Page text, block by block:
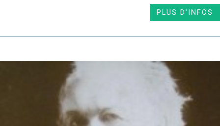
PLUS D'INFOS